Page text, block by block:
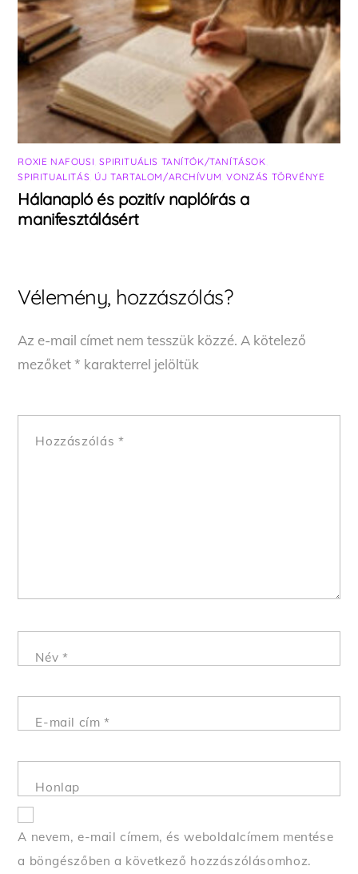
ROXIE NAFOUSI ,SPIRITUÁLIS TANÍTÓK/TANÍTÁSOK
SPIRITUALITÁS ÚJ TARTALOM/ARCHÍVUM ,VONZÁS TÖRVÉNYE
Hálanapló és pozitív naplóírás a
manifesztálásért
Vélemény, hozzászólás?
Az e-mail címet nem tesszük közzé. A kötelező
mezőket* karakterrel jelöltük
Hozzászólás *
Név *
E-mail cím*
Honlap
A nevem, e-mail címem, és weboldalcímem mentése
a böngészőben a következő hozzászólásomhoz.